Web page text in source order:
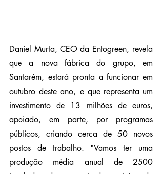
Daniel Murta, CEO da Entogreen, revela
que a nova fábrica do grupo, em
Santarém, estará pronta a funcionar em
outubro deste ano, e que representa um
investimento de 13 milhões de euros,
apoiado, em parte, por programas
públicos, criando cerca de 50 novos
postos de trabalho. "Vamos ter uma
produção média anual de 2500